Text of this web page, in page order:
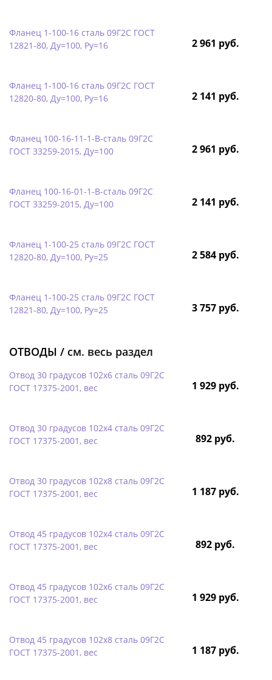
Фланец 1-100-16 сталь 09Г2С ГОСТ
12821-80, Ду=100, Ру=16
2 961 руб.
Фланец 1-100-16 сталь 09Г2С ГОСТ
12820-80, Ду=100, Ру=16
2 141 руб.
Фланец 100-16-11-1-B-сталь 09Г2С
ГОСТ 33259-2015, Ду=100
2 961 руб.
Фланец 100-16-01-1-B-сталь 09Г2С
ГОСТ 33259-2015, Ду=100
2 141 руб.
Фланец 1-100-25 сталь 09Г2С ГОСТ
12820-80, Ду=100, Ру=25
2 584 руб.
Фланец 1-100-25 сталь 09Г2С ГОСТ
12821-80, Ду=100, Ру=25
3 757 руб.
ОТВОДЫ / см. весь раздел
Отвод 30 градусов 102х6 сталь 09Г2С
ГОСТ 17375-2001, вес
1 929 руб.
Отвод 30 градусов 102х4 сталь 09Г2С
ГОСТ 17375-2001, вес
892 руб.
Отвод 30 градусов 102х8 сталь 09Г2С
ГОСТ 17375-2001, вес
1 187 руб.
Отвод 45 градусов 102х4 сталь 09Г2С
ГОСТ 17375-2001, вес
892 руб.
Отвод 45 градусов 102х6 сталь 09Г2С
ГОСТ 17375-2001, вес
1 929 руб.
Отвод 45 градусов 102х8 сталь 09Г2С
ГОСТ 17375-2001, вес
1 187 руб.